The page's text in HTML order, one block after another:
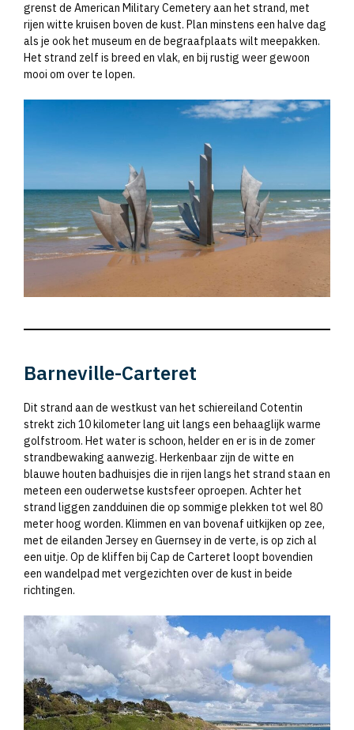
grenst de American Military Cemetery aan het strand, met
rijen witte kruisen boven de kust. Plan minstens een halve dag
als je ook het museum en de begraafplaats wilt meepakken.
Het strand zelf is breed en vlak, en bij rustig weer gewoon
mooi om over te lopen.
Barneville-Carteret
Dit strand aan de westkust van het schiereiland Cotentin
strekt zich 10 kilometer lang uit langs een behaaglijk warme
golfstroom. Het water is schoon, helder en er is in de zomer
strandbewaking aanwezig. Herkenbaar zijn de witte en
blauwe houten badhuisjes die in rijen langs het strand staan en
meteen een ouderwetse kustsfeer oproepen. Achter het
strand liggen zandduinen die op sommige plekken tot wel 80
meter hoog worden. Klimmen en van bovenaf uitkijken op zee,
met de eilanden Jersey en Guernsey in de verte, is op zich al
een uitje. Op de kliffen bij Cap de Carteret loopt bovendien
een wandelpad met vergezichten over de kust in beide
richtingen.